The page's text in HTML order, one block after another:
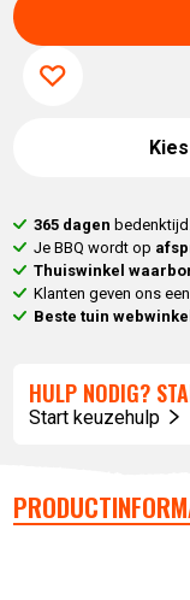
365 dagen
Je BBQ wordt op
Thuiswinkel
Klanten geven ons een
Beste tuin webwinkel
HULP NODIG?
Start keuzehulp